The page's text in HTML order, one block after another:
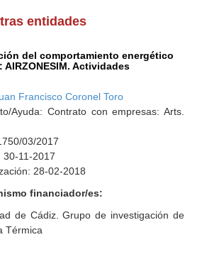
entidades
del comportamiento energético
Actividades
Francisco Coronel Toro
Ayuda: Contrato con empresas: Arts.
03/2017
30-11-2017
28-02-2018
financiador/es:
de Cádiz. Grupo de investigación de
Térmica